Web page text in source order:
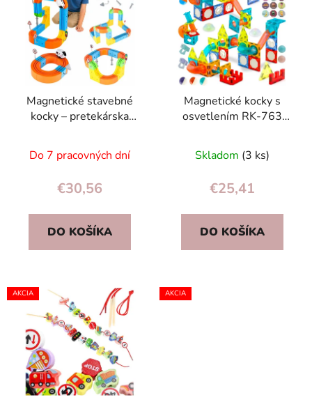
Magnetické stavebné
kocky – pretekárska
Do 7 pracovných dní
€30,56
DO KOŠÍKA
Magnetické kocky s
osvetlením RK-763
Skladom (3 ks)
€25,41
DO KOŠÍKA
AKCIA AKCIA